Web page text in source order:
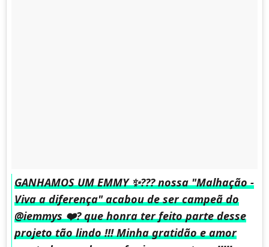
GANHAMOS UM EMMY ✨??? nossa "Malhação -
Viva a diferença" acabou de ser campeã do
@iemmys ❤️? que honra ter feito parte desse
projeto tão lindo !!! Minha gratidão e amor